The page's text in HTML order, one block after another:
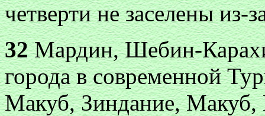
четверти не заселены из-
32Мардин, Шебин-
города в современной
Макуб, Зиндание,